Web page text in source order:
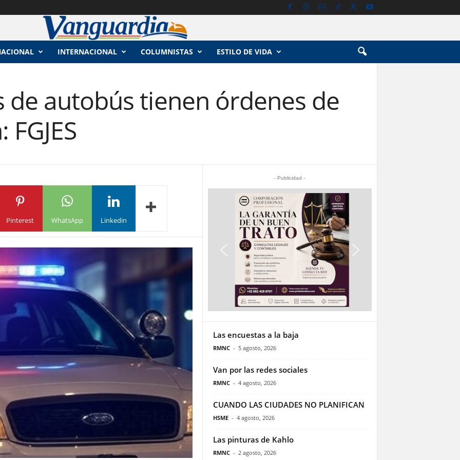
INTERNACIONAL COLUMNISTAS ESTILO DE VIDA
de autobús tienen órdenes de
Pinterest WhatsApp Linkedin
- Publicidad -
Las encuestas a la baja
RMNC - 5 agosto, 2026
Van por las redes sociales
RMNC - 4 agosto, 2026
CUANDO LAS CIUDADES NO PLANIFICAN
HSME - 4 agosto, 2026
Las pinturas de Kahlo
RMNC - 2 agosto, 2026